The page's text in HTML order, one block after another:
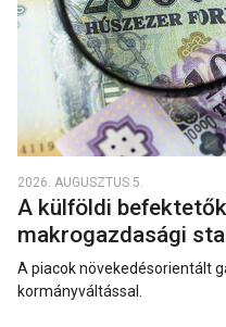
2026. AUGUSZTUS 5.
A külföldi
makrogazdasági
A piacok növekedésorientált
kormányváltással.